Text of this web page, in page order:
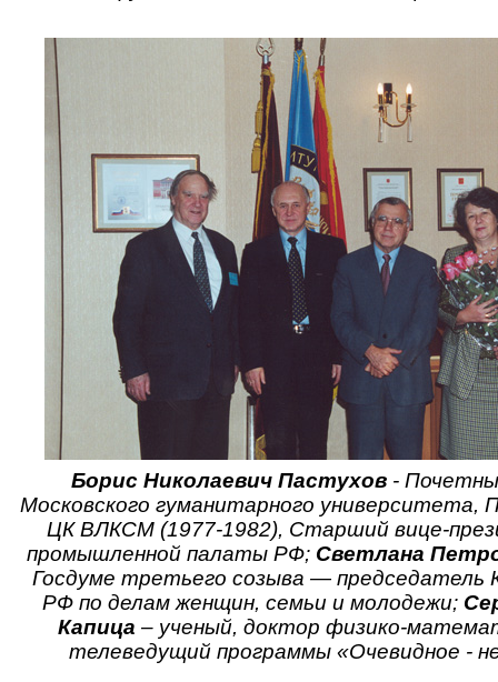
Борис Николаевич Пастухов -
Московского гуманитарного университета,
ЦК ВЛКСМ (1977-1982), Старший вице-
промышленной палаты РФ; Светлана
Госдуме третьего созыва —
РФ по делам женщин, семьи и молодежи;
Капица – ученый, доктор физико-
телеведущий программы «Очевидное -